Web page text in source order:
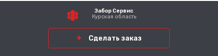
Забор Сервис
Курская область
Сделать заказ